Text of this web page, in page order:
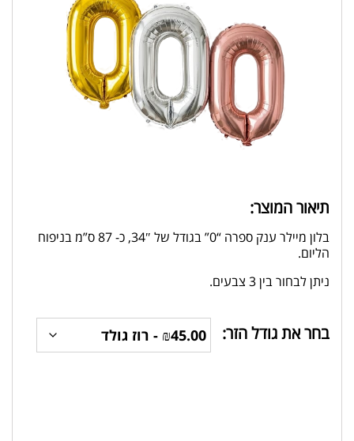
תיאור המוצר:
בלון מיילר ענק ספרה “0” בגודל של 34″, כ- 87 ס”מ בניפוח
הליום.
ניתן לבחור בין 3 צבעים.
בחר את גודל הזר: